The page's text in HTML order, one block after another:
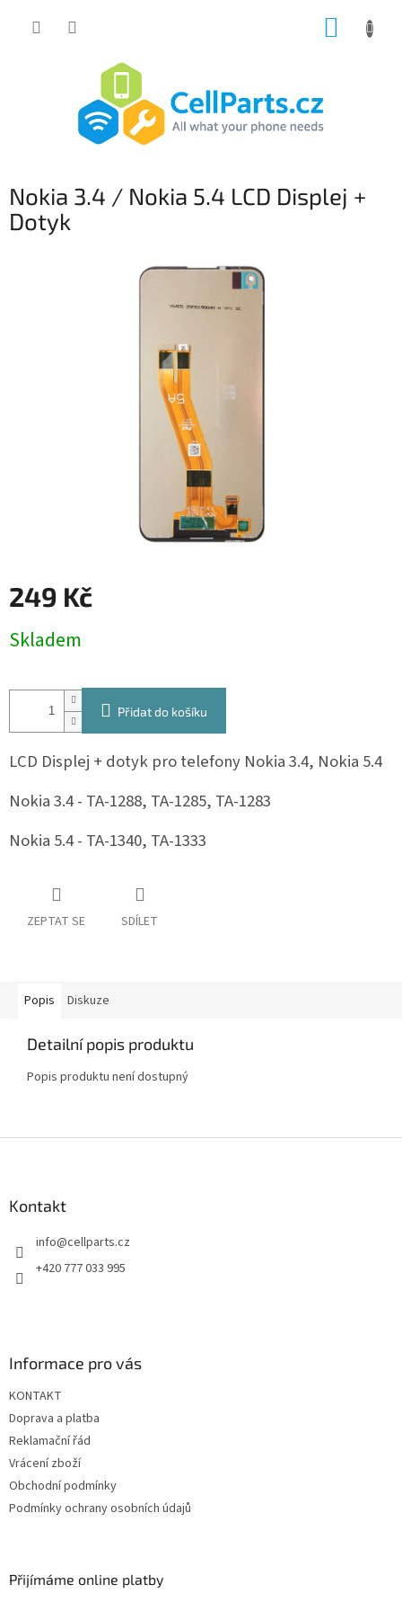
Nokia 3.4 / Nokia 5.4 LCD Displej +
Dotyk
249 Kč
cena:
Skladem
Přidat do košíku
LCD Displej + dotyk pro telefony Nokia 3.4, Nokia 5.4
Nokia 3.4 - TA-1288, TA-1285, TA-1283
Nokia 5.4 - TA-1340, TA-1333
ZEPTAT SE SDÍLET
Popis Diskuze
Detailní popis produktu
Popis produktu není dostupný
Kontakt
info@cellparts.cz
+420 777 033 995
Informace pro vás
KONTAKT
Doprava a platba
Reklamační řád
Vrácení zboží
Obchodní podmínky
Podmínky ochrany osobních údajů
Přijímáme online platby